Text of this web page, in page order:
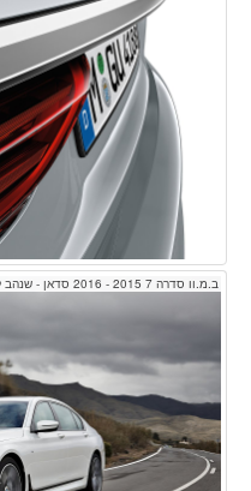
ב.מ.וו סדרה 7 2015 - 2016 סדאן - שנהב לבן - מבט מלפנים